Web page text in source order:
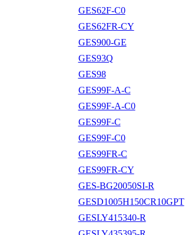
GES62F-C0
GES62FR-CY
GES900-GE
GES93Q
GES98
GES99F-A-C
GES99F-A-C0
GES99F-C
GES99F-C0
GES99FR-C
GES99FR-CY
GES-BG20050SI-R
GESD1005H150CR10GPT
GESLY415340-R